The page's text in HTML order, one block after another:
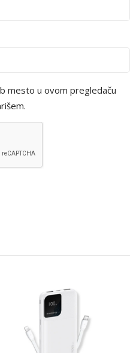
mesto u ovom pregledaču